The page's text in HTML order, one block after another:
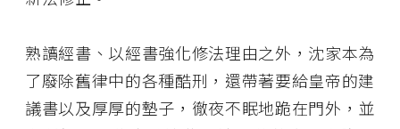
熟讀經書、以經書強化修法理由之外，沈家本為
了廢除舊律中的各種酷刑，還帶著要給皇帝的建
議書以及厚厚的墊子，徹夜不眠地跪在門外，並